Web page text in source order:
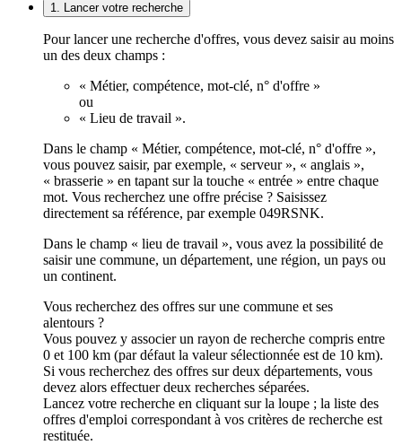
1. Lancer votre recherche
Pour lancer une recherche d'offres, vous devez saisir au moins
un des deux champs :
« Métier, compétence, mot-clé, n° d'offre »
ou
« Lieu de travail ».
Dans le champ « Métier, compétence, mot-clé, n° d'offre »,
vous pouvez saisir, par exemple, « serveur », « anglais »,
« brasserie » en tapant sur la touche « entrée » entre chaque
mot. Vous recherchez une offre précise ? Saisissez
directement sa référence, par exemple 049RSNK.
Dans le champ « lieu de travail », vous avez la possibilité de
saisir une commune, un département, une région, un pays ou
un continent.
Vous recherchez des offres sur une commune et ses
alentours ?
Vous pouvez y associer un rayon de recherche compris entre
0 et 100 km (par défaut la valeur sélectionnée est de 10 km).
Si vous recherchez des offres sur deux départements, vous
devez alors effectuer deux recherches séparées.
Lancez votre recherche en cliquant sur la loupe ; la liste des
offres d'emploi correspondant à vos critères de recherche est
restituée.